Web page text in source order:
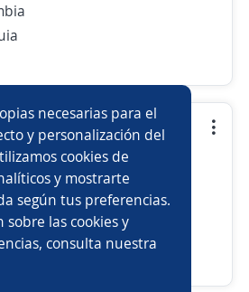
necesarias para el
y personalización del
cookies de
y mostrarte
según tus preferencias.
sobre las cookies y
consulta nuestra
La Estrella Medio